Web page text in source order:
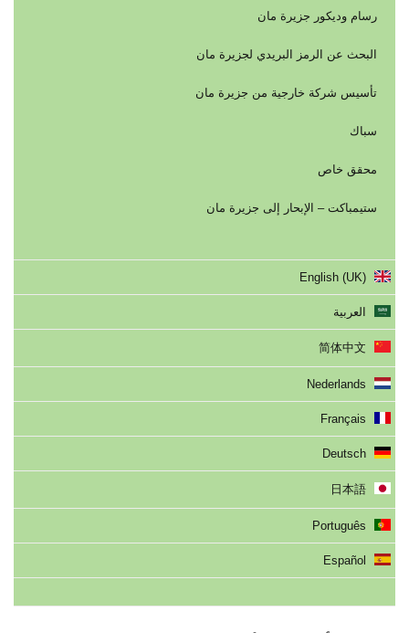
رسام وديكور جزيرة مان
البحث عن الرمز البريدي لجزيرة مان
تأسيس شركة خارجية من جزيرة مان
سباك
محقق خاص
ستيمباكت – الإبحار إلى جزيرة مان
English (UK)
العربية
简体中文
Nederlands
Français
Deutsch
日本語
Português
Español